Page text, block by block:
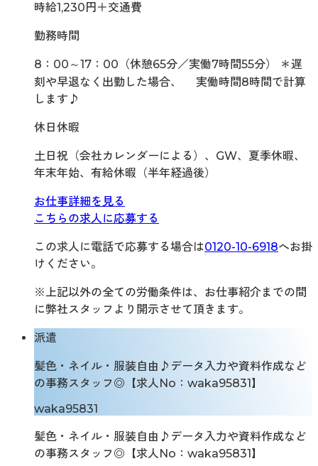
時給1,230円＋交通費
勤務時間
8：00～17：00（休憩65分／実働7時間55分） ＊遅
刻や早退なく出勤した場合、 実働時間8時間で計算
します♪
休日休暇
土日祝（会社カレンダーによる）、GW、夏季休暇、
年末年始、有給休暇（半年経過後）
お仕事詳細を見る
こちらの求人に応募する
この求人に電話で応募する場合は0120-10-6918へお掛
けください。
※上記以外の全ての労働条件は、お仕事紹介までの間
に弊社スタッフより開示させて頂きます。
派遣
髪色・ネイル・服装自由♪データ入力や資料作成など
の事務スタッフ◎【求人No：waka95831】
waka95831
髪色・ネイル・服装自由♪データ入力や資料作成など
の事務スタッフ◎【求人No：waka95831】